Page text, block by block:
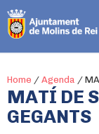
Home / Agenda /
MATÍ DE
GEGANTS